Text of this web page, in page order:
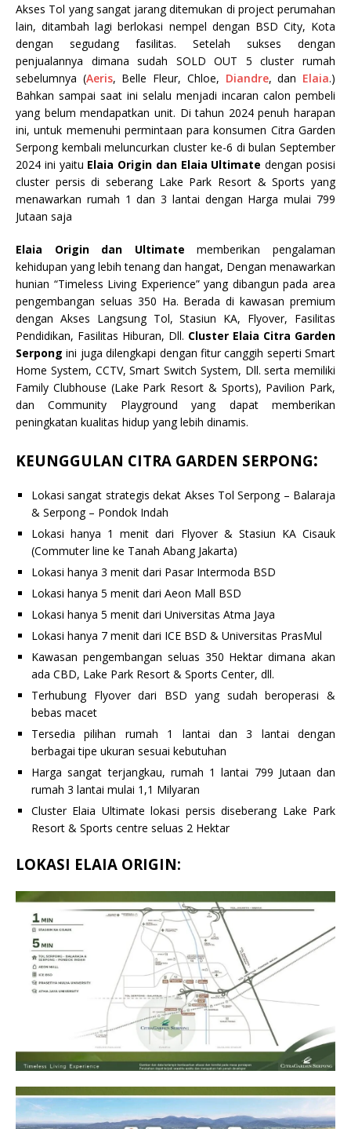
Akses Tol yang sangat jarang ditemukan di project perumahan
lain, ditambah lagi berlokasi nempel dengan BSD City, Kota
dengan segudang fasilitas. Setelah sukses dengan
penjualannya dimana sudah SOLD OUT 5 cluster rumah
sebelumnya (Aeris, Belle Fleur, Chloe, Diandre, dan Elaia.)
Bahkan sampai saat ini selalu menjadi incaran calon pembeli
yang belum mendapatkan unit. Di tahun 2024 penuh harapan
ini, untuk memenuhi permintaan para konsumen Citra Garden
Serpong kembali meluncurkan cluster ke-6 di bulan September
2024 ini yaitu Elaia Origin dan Elaia Ultimatedengan posisi
cluster persis di seberang Lake Park Resort & Sports yang
menawarkan rumah 1 dan 3 lantai dengan Harga mulai 799
Jutaan saja
Elaia Origin dan Ultimatememberikan pengalaman
kehidupan yang lebih tenang dan hangat, Dengan menawarkan
hunian “Timeless Living Experience” yang dibangun pada area
pengembangan seluas 350 Ha. Berada di kawasan premium
dengan Akses Langsung Tol, Stasiun KA, Flyover, Fasilitas
Pendidikan, Fasilitas Hiburan, Dll. Cluster Elaia Citra Garden
Serpongini juga dilengkapi dengan fitur canggih seperti Smart
Home System, CCTV, Smart Switch System, Dll. serta memiliki
Family Clubhouse (Lake Park Resort & Sports), Pavilion Park,
dan Community Playground yang dapat memberikan
peningkatan kualitas hidup yang lebih dinamis.
KEUNGGULAN CITRA GARDEN SERPONG:
Lokasi sangat strategis dekat Akses Tol Serpong – Balaraja
& Serpong – Pondok Indah
Lokasi hanya 1 menit dari Flyover & Stasiun KA Cisauk
(Commuter line ke Tanah Abang Jakarta)
Lokasi hanya 3 menit dari Pasar Intermoda BSD
Lokasi hanya 5 menit dari Aeon Mall BSD
Lokasi hanya 5 menit dari Universitas Atma Jaya
Lokasi hanya 7 menit dari ICE BSD & Universitas PrasMul
Kawasan pengembangan seluas 350 Hektar dimana akan
ada CBD, Lake Park Resort & Sports Center, dll.
Terhubung Flyover dari BSD yang sudah beroperasi &
bebas macet
Tersedia pilihan rumah 1 lantai dan 3 lantai dengan
berbagai tipe ukuran sesuai kebutuhan
Harga sangat terjangkau, rumah 1 lantai 799 Jutaan dan
rumah 3 lantai mulai 1,1 Milyaran
Cluster Elaia Ultimate lokasi persis diseberang Lake Park
Resort & Sports centre seluas 2 Hektar
LOKASI ELAIA ORIGIN: